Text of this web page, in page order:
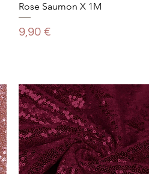
Rose Saumon X 1M
Prix
9,90 €